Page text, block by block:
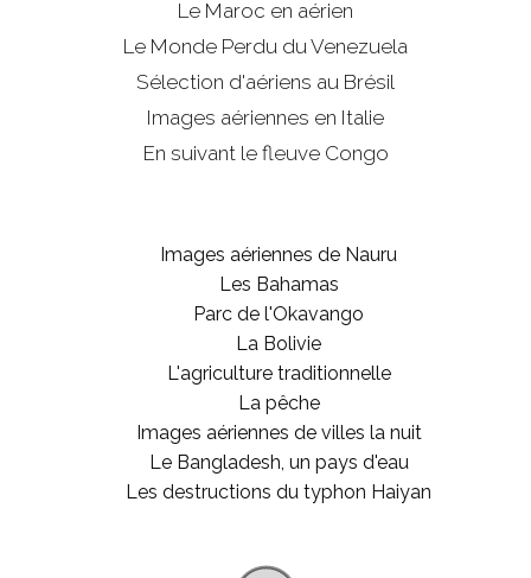
Le Maroc en aérien
Le Monde Perdu du Venezuela
Sélection d'aériens au Brésil
Images aériennes en Italie
En suivant le fleuve Congo
Images aériennes de Nauru
Les Bahamas
Parc de l'Okavango
La Bolivie
L'agriculture traditionnelle
La pêche
Images aériennes de villes la nuit
Le Bangladesh, un pays d'eau
Les destructions du typhon Haiyan